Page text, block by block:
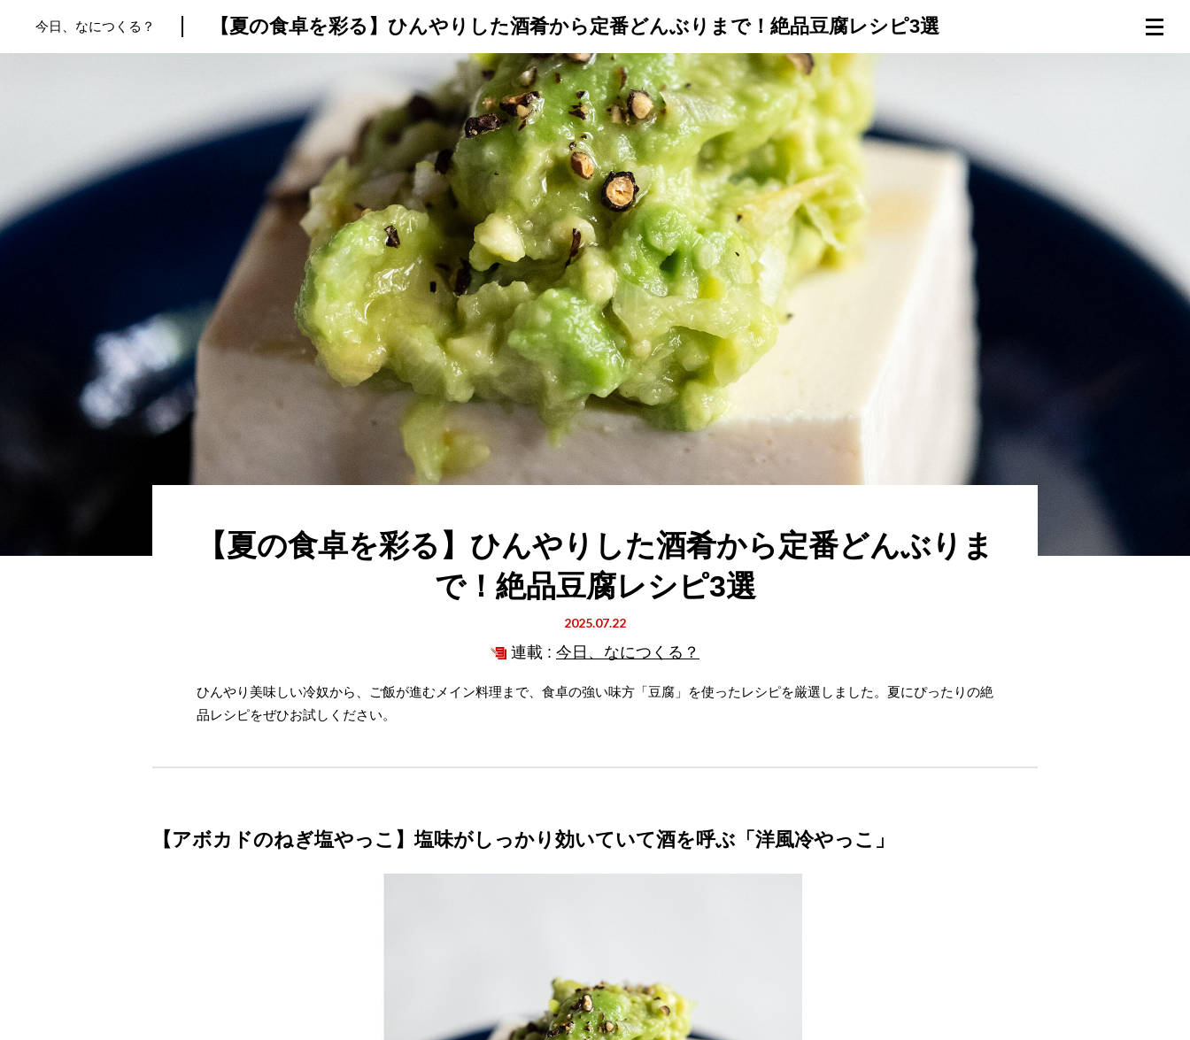
トップ プロが教えるレシピ 厳選！店探し 食のストーリー 連載一覧 倶楽部入会
今日、なにつくる？ 【夏の食卓を彩る】ひんやりした酒肴から定番どんぶりまで！絶品豆腐レシピ3選
【夏の食卓を彩る】ひんやりした酒肴から定番どんぶりま
で！絶品豆腐レシピ3選
2025.07.22
連載 : 今日、なにつくる？
ひんやり美味しい冷奴から、ご飯が進むメイン料理まで、食卓の強い味方「豆腐」を使ったレシピを厳選しました。夏にぴったりの絶
品レシピをぜひお試しください。
【アボカドのねぎ塩やっこ】塩味がしっかり効いていて酒を呼ぶ「洋風冷やっこ」